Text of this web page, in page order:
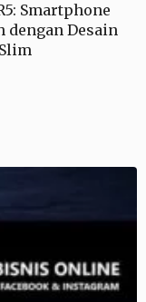
Smartphone
dengan Desain